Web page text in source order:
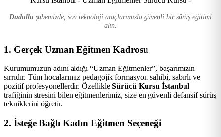
Dudullu şubemizde, son teknoloji araçlarımızla güvenli bir sürüş eğitimi
alın.
1. Gerçek Uzman Eğitmen Kadrosu
Kurumumuzun adını aldığı “Uzman Eğitmenler”, başarımızın
sırrıdır. Tüm hocalarımız pedagojik formasyon sahibi, sabırlı ve
pozitif profesyonellerdir. Özellikle Sürücü Kursu İstanbul
trafiğinin stresini bilen eğitmenlerimiz, size en güvenli defansif sürüş
tekniklerini öğretir.
2. İsteğe Bağlı Kadın Eğitmen Seçeneği